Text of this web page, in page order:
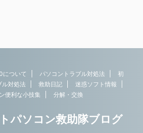
について パソコントラブル対処法
初
ル対処法
救助日記
迷惑ソフト情報
便利な小技集
分解・交換
パソコン救助隊ブログ
ットパソコン救助隊ブログ ,